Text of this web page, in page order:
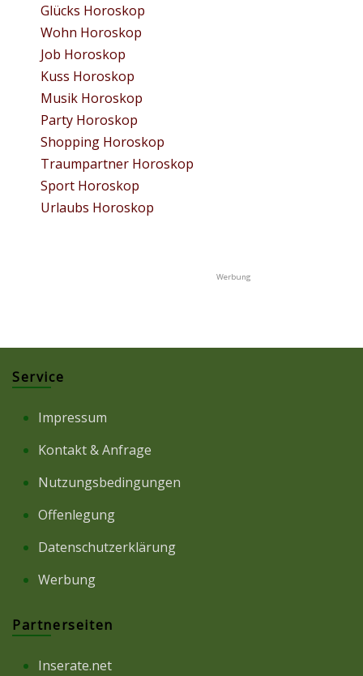
Glücks Horoskop
Wohn Horoskop
Job Horoskop
Kuss Horoskop
Musik Horoskop
Party Horoskop
Shopping Horoskop
Traumpartner Horoskop
Sport Horoskop
Urlaubs Horoskop
Service
Impressum
Kontakt & Anfrage
Nutzungsbedingungen
Offenlegung
Datenschutzerklärung
Werbung
Partnerseiten
Inserate.net